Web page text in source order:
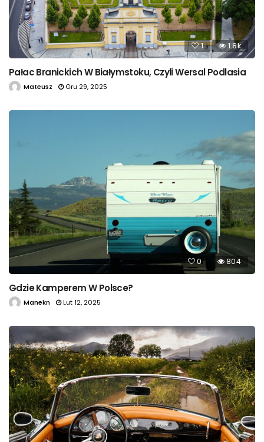
1 1.8k
Pałac Branickich W Białymstoku, Czyli Wersal Podlasia
Mateusz Gru 29, 2025
0 804
Gdzie Kamperem W Polsce?
Manekn Lut 12, 2025